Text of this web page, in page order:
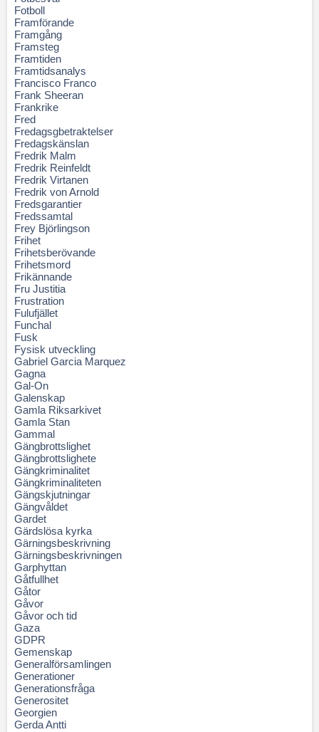
Fotboll
Framförande
Framgång
Framsteg
Framtiden
Framtidsanalys
Francisco Franco
Frank Sheeran
Frankrike
Fred
Fredagsgbetraktelser
Fredagskänslan
Fredrik Malm
Fredrik Reinfeldt
Fredrik Virtanen
Fredrik von Arnold
Fredsgarantier
Fredssamtal
Frey Björlingson
Frihet
Frihetsberövande
Frihetsmord
Frikännande
Fru Justitia
Frustration
Fulufjället
Funchal
Fusk
Fysisk utveckling
Gabriel Garcia Marquez
Gagna
Gal-On
Galenskap
Gamla Riksarkivet
Gamla Stan
Gammal
Gängbrottslighet
Gängbrottslighete
Gängkriminalitet
Gängkriminaliteten
Gängskjutningar
Gängvåldet
Gardet
Gärdslösa kyrka
Gärningsbeskrivning
Gärningsbeskrivningen
Garphyttan
Gåtfullhet
Gåtor
Gåvor
Gåvor och tid
Gaza
GDPR
Gemenskap
Generalförsamlingen
Generationer
Generationsfråga
Generositet
Georgien
Gerda Antti